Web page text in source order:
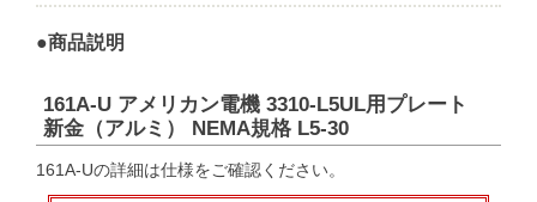
●商品説明
161A-U アメリカン電機 3310-L5UL用プレート
新金（アルミ） NEMA規格 L5-30
161A-Uの詳細は仕様をご確認ください。